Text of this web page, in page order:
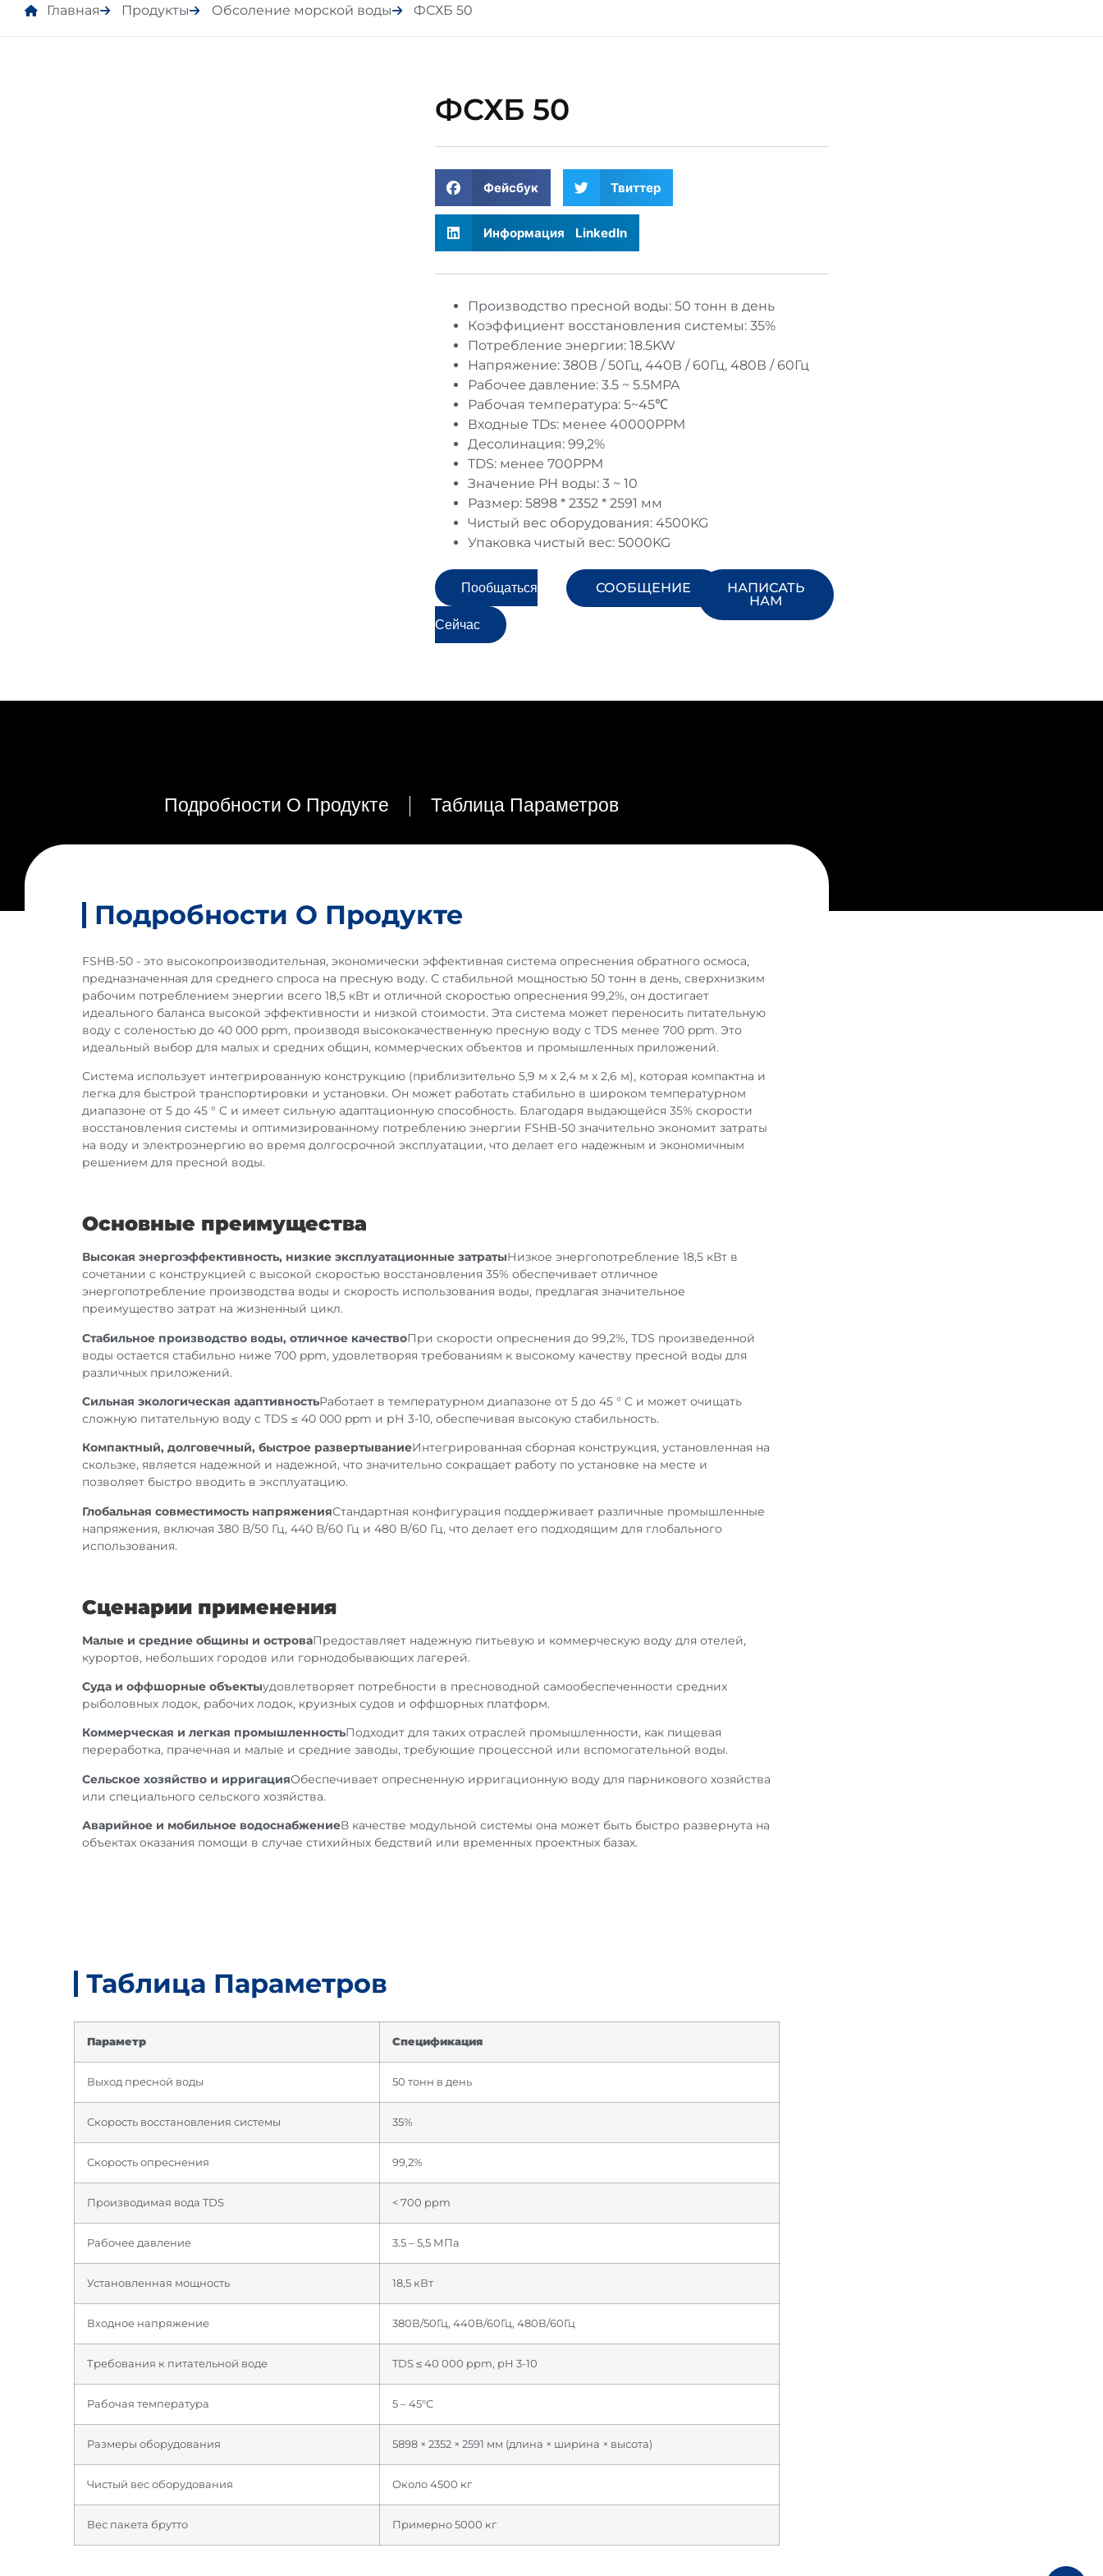
Главная Продукты Обсоление морской воды ФСХБ 50
ФСХБ 50
Фейсбук Твиттер
Информация LinkedIn
Производство пресной воды: 50 тонн в день
Коэффициент восстановления системы: 35%
Потребление энергии: 18.5KW
Напряжение: 380В / 50Гц, 440В / 60Гц, 480В / 60Гц
Рабочее давление: 3.5 ~ 5.5MPA
Рабочая температура: 5~45℃
Входные TDs: менее 40000PPM
Десолинация: 99,2%
TDS: менее 700PPM
Значение PH воды: 3 ~ 10
Размер: 5898 * 2352 * 2591 мм
Чистый вес оборудования: 4500KG
Упаковка чистый вес: 5000KG
Пообщаться
Сейчас
СООБЩЕНИЕ
НАПИСАТЬ
НАМ
Подробности О Продукте Таблица Параметров
Подробности О Продукте
FSHB-50 - это высокопроизводительная, экономически эффективная система опреснения обратного осмоса,
предназначенная для среднего спроса на пресную воду. С стабильной мощностью 50 тонн в день, сверхнизким
рабочим потреблением энергии всего 18,5 кВт и отличной скоростью опреснения 99,2%, он достигает
идеального баланса высокой эффективности и низкой стоимости. Эта система может переносить питательную
воду с соленостью до 40 000 ppm, производя высококачественную пресную воду с TDS менее 700 ppm. Это
идеальный выбор для малых и средних общин, коммерческих объектов и промышленных приложений.
Система использует интегрированную конструкцию (приблизительно 5,9 м х 2,4 м х 2,6 м), которая компактна и
легка для быстрой транспортировки и установки. Он может работать стабильно в широком температурном
диапазоне от 5 до 45 ° C и имеет сильную адаптационную способность. Благодаря выдающейся 35% скорости
восстановления системы и оптимизированному потреблению энергии FSHB-50 значительно экономит затраты
на воду и электроэнергию во время долгосрочной эксплуатации, что делает его надежным и экономичным
решением для пресной воды.
Основные преимущества
Высокая энергоэффективность, низкие эксплуатационные затратыНизкое энергопотребление 18,5 кВт в
сочетании с конструкцией с высокой скоростью восстановления 35% обеспечивает отличное
энергопотребление производства воды и скорость использования воды, предлагая значительное
преимущество затрат на жизненный цикл.
Стабильное производство воды, отличное качествоПри скорости опреснения до 99,2%, TDS произведенной
воды остается стабильно ниже 700 ppm, удовлетворяя требованиям к высокому качеству пресной воды для
различных приложений.
Сильная экологическая адаптивностьРаботает в температурном диапазоне от 5 до 45 ° C и может очищать
сложную питательную воду с TDS ≤ 40 000 ppm и рН 3-10, обеспечивая высокую стабильность.
Компактный, долговечный, быстрое развертываниеИнтегрированная сборная конструкция, установленная на
скользке, является надежной и надежной, что значительно сокращает работу по установке на месте и
позволяет быстро вводить в эксплуатацию.
Глобальная совместимость напряженияСтандартная конфигурация поддерживает различные промышленные
напряжения, включая 380 В/50 Гц, 440 В/60 Гц и 480 В/60 Гц, что делает его подходящим для глобального
использования.
Сценарии применения
Малые и средние общины и островаПредоставляет надежную питьевую и коммерческую воду для отелей,
курортов, небольших городов или горнодобывающих лагерей.
Суда и оффшорные объектыудовлетворяет потребности в пресноводной самообеспеченности средних
рыболовных лодок, рабочих лодок, круизных судов и оффшорных платформ.
Коммерческая и легкая промышленностьПодходит для таких отраслей промышленности, как пищевая
переработка, прачечная и малые и средние заводы, требующие процессной или вспомогательной воды.
Сельское хозяйство и ирригацияОбеспечивает опресненную ирригационную воду для парникового хозяйства
или специального сельского хозяйства.
Аварийное и мобильное водоснабжениеВ качестве модульной системы она может быть быстро развернута на
объектах оказания помощи в случае стихийных бедствий или временных проектных базах.
Таблица Параметров
Параметр Спецификация
Выход пресной воды 50 тонн в день
Скорость восстановления системы 35%
Скорость опреснения 99,2%
Производимая вода TDS < 700 ppm
Рабочее давление 3.5 – 5,5 МПа
Установленная мощность 18,5 кВт
Входное напряжение 380В/50Гц, 440В/60Гц, 480В/60Гц
Требования к питательной воде TDS ≤ 40 000 ppm, pH 3-10
Рабочая температура 5 – 45°С
Размеры оборудования 5898 × 2352 × 2591 мм (длина × ширина × высота)
Чистый вес оборудования Около 4500 кг
Вес пакета брутто Примерно 5000 кг